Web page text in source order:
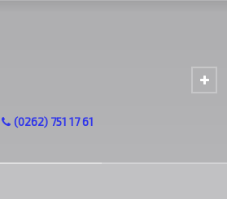
(0262) 751 17 61